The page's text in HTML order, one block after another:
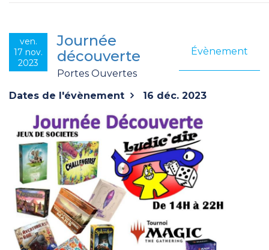
ven.
17 nov.
2023
Évènement
Journée
découverte
Portes Ouvertes
Dates de l'évènement
16 déc. 2023